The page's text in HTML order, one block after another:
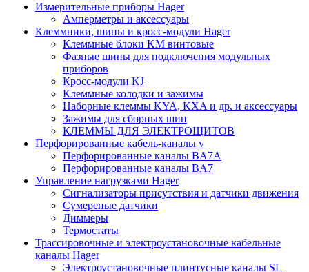
Измерительные приборы Hager
Амперметры и аксессуары
Клеммники, шины и кросс-модули Hager
Клеммные блоки KM винтовые
Фазные шины для подключения модульных
приборов
Кросс-модули KJ
Клеммные колодки и зажимы
Наборные клеммы KYA, KXA и др. и аксессуары
Зажимы для сборных шин
КЛЕММЫ ДЛЯ ЭЛЕКТРОЩИТОВ
Перфорированные кабель-каналы v
Перфорированные каналы BA7A
Перфорированные каналы BA7
Управление нагрузками Hager
Сигнализаторы присутствия и датчики движения
Сумереные датчики
Диммеры
Термостаты
Трассировочные и электроустановочные кабельные
каналы Hager
Электроустановочные плинтусные каналы SL